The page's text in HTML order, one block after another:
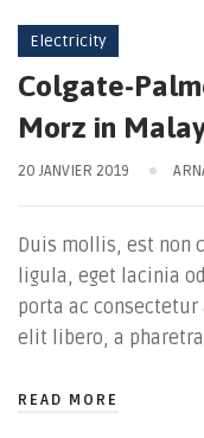
Electricity
Colgate-
Morz in
20 JANVIER 2019
Duis mollis, est non
ligula, eget lacinia
porta ac
elit libero, a
READ MORE